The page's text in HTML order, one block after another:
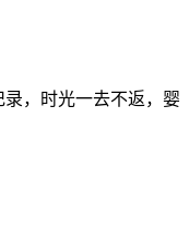
，时光一去不返，婴